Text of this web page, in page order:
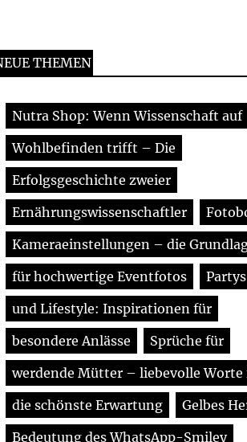
THEMEN
Nutra Shop: Wenn Wissenschaft auf
Wohlbefinden trifft – Die
Erfolgsgeschichte zweier
Ernährungswissenschaftler
Kameraeinstellungen – die
für hochwertige Eventfotos
Partys
und Lifestyle: Inspirationen für
besondere Anlässe
Sprüche für
werdende Mütter – liebevolle Worte
die schönste Erwartung
Gelbes
Bedeutung des WhatsApp-Smiley